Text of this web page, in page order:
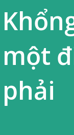
một
phải